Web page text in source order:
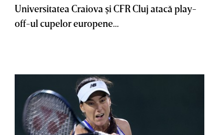
Universitatea Craiova şi CFR Cluj atacă play-
off-ul cupelor europene...